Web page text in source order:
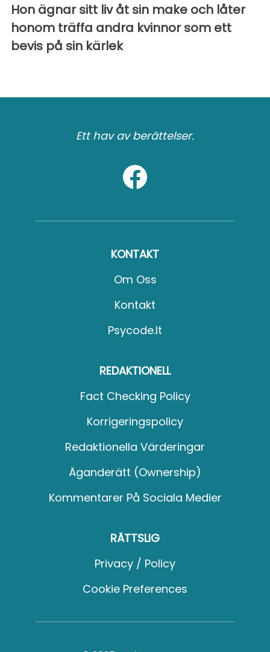
Hon ägnar sitt liv åt sin make och låter
honom träffa andra kvinnor som ett
bevis på sin kärlek
Ett hav av berättelser.
KONTAKT
Om Oss
Kontakt
Psycode.it
REDAKTIONELL
Fact Checking Policy
Korrigeringspolicy
Redaktionella Värderingar
Äganderätt (Ownership)
Kommentarer På Sociala Medier
RÄTTSLIG
Privacy / Policy
Cookie Preferences